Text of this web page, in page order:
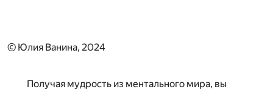
© Юлия Ванина, 2024
Получая мудрость из ментального мира, вы